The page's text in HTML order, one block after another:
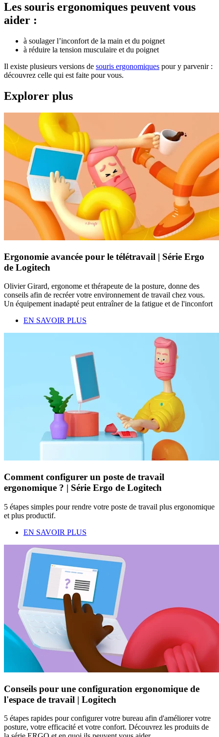
Les souris ergonomiques peuvent vous
aider :
à soulager l’inconfort de la main et du poignet
à réduire la tension musculaire et du poignet
Il existe plusieurs versions de souris ergonomiques pour y parvenir :
découvrez celle qui est faite pour vous.
Explorer plus
Ergonomie avancée pour le télétravail | Série Ergo
de Logitech
Olivier Girard, ergonome et thérapeute de la posture, donne des
conseils afin de recréer votre environnement de travail chez vous.
Un équipement inadapté peut entraîner de la fatigue et de l'inconfort
EN SAVOIR PLUS
Comment configurer un poste de travail
ergonomique ? | Série Ergo de Logitech
5 étapes simples pour rendre votre poste de travail plus ergonomique
et plus productif.
EN SAVOIR PLUS
Conseils pour une configuration ergonomique de
l'espace de travail | Logitech
5 étapes rapides pour configurer votre bureau afin d'améliorer votre
posture, votre efficacité et votre confort. Découvrez les produits de